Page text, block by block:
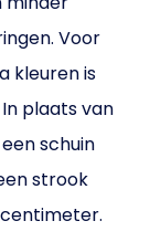
Voor
kleuren is
plaats van
schuin
strook